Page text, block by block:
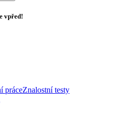
vpřed!
práceZnalostní testy